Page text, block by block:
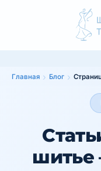
Главная Блог
шитье